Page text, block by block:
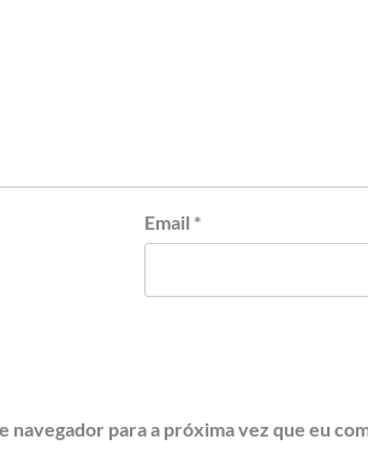
Email *
navegador para a próxima vez que eu